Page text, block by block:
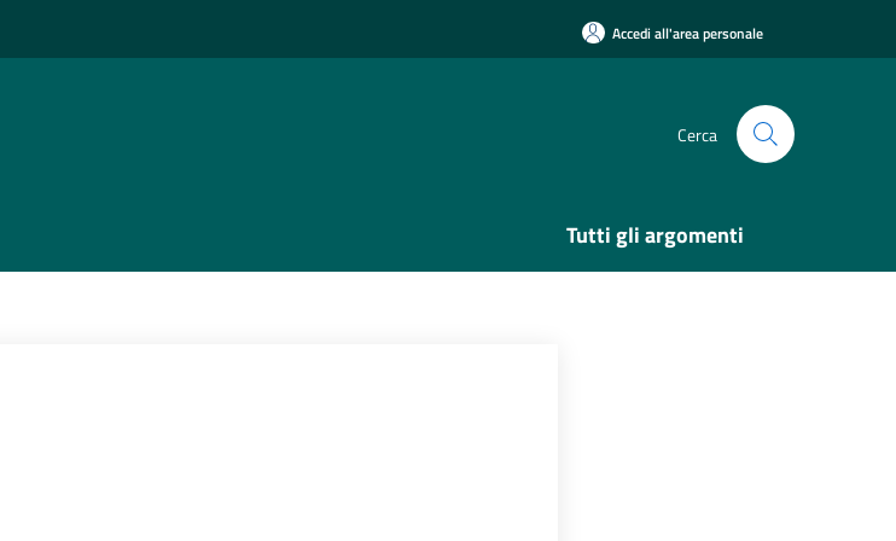
Accedi all'area personale
Cerca
Tutti gli argomenti